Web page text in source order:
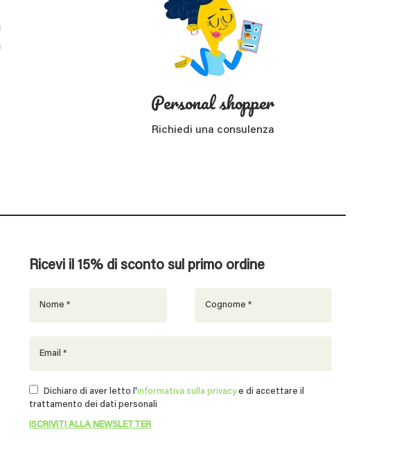
Personal shopper
Richiedi una consulenza
Ricevi il 15% di sconto sul primo ordine
Dichiaro di aver letto l'informativa sulla privacye di accettare il
trattamento dei dati personali